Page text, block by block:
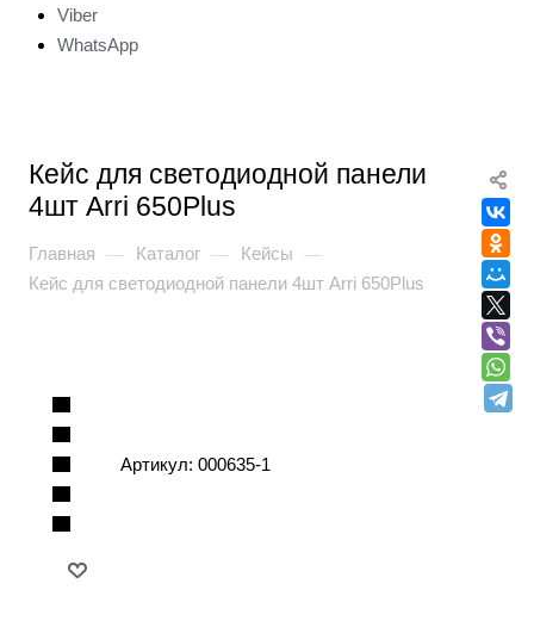
Viber
WhatsApp
Кейс для светодиодной панели
4шт Arri 650Plus
Главная — Каталог — Кейсы —
Кейс для светодиодной панели 4шт Arri 650Plus
Артикул: 000635-1